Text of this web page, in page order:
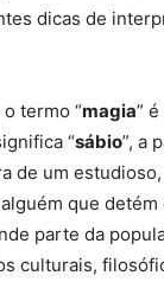
dicas de
termo “magia”
“sábio”, a
de um
que
parte da
culturais,